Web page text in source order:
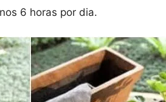
6 horas por dia.